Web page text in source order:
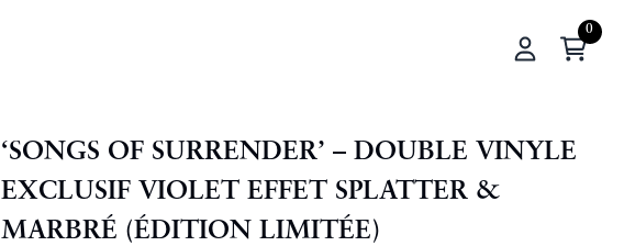
Panier
‘SONGS OF SURRENDER’ – DOUBLE VINYLE
EXCLUSIF VIOLET EFFET SPLATTER &
MARBRÉ (ÉDITION LIMITÉE)